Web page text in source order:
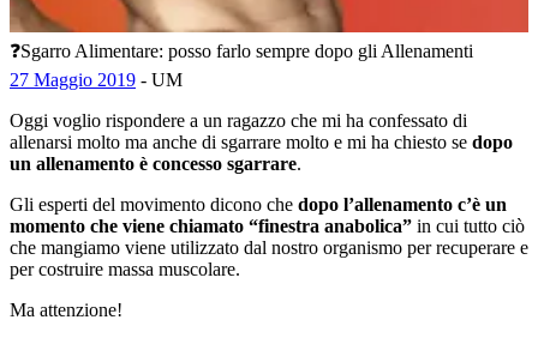
❓Sgarro Alimentare: posso farlo sempre dopo gli Allenamenti
27 Maggio 2019 - UM
Oggi voglio rispondere a un ragazzo che mi ha confessato di
allenarsi molto ma anche di sgarrare molto e mi ha chiesto se dopo
un allenamento è concesso sgarrare.
Gli esperti del movimento dicono che dopo l’allenamento c’è un
momento che viene chiamato “finestra anabolica” in cui tutto ciò
che mangiamo viene utilizzato dal nostro organismo per recuperare e
per costruire massa muscolare.
Ma attenzione!